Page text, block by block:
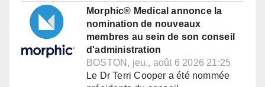
Morphic® Medical annonce la
nomination de nouveaux
membres au sein de son conseil
d'administration
BOSTON, jeu., août 6 2026 21:25
Le Dr Terri Cooper a été nommée